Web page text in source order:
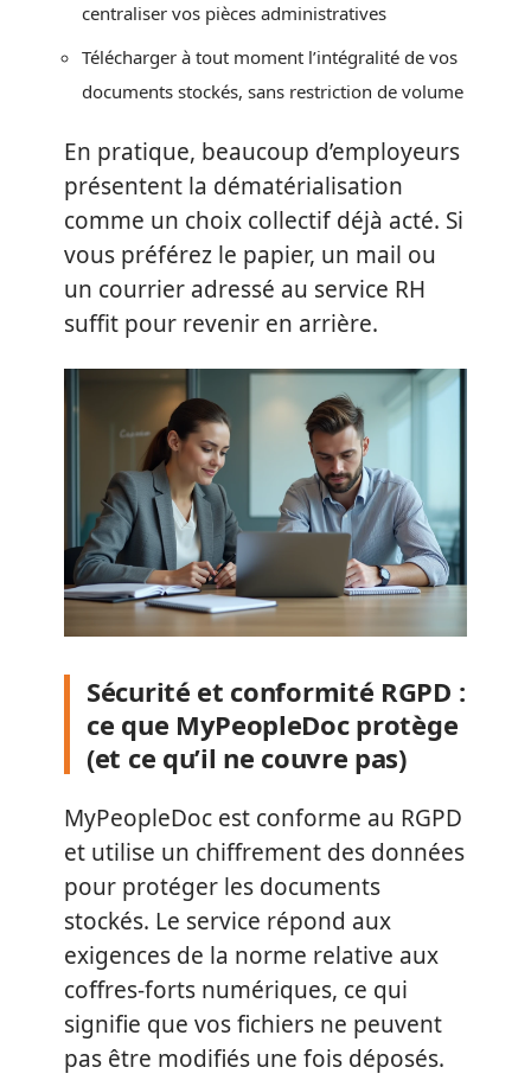
centraliser vos pièces administratives
Télécharger à tout moment l’intégralité de vos
documents stockés, sans restriction de volume
En pratique, beaucoup d’employeurs
présentent la dématérialisation
comme un choix collectif déjà acté. Si
vous préférez le papier, un mail ou
un courrier adressé au service RH
suffit pour revenir en arrière.
Sécurité et conformité RGPD :
ce que MyPeopleDoc protège
(et ce qu’il ne couvre pas)
MyPeopleDoc est conforme au RGPD
et utilise un chiffrement des données
pour protéger les documents
stockés. Le service répond aux
exigences de la norme relative aux
coffres-forts numériques, ce qui
signifie que vos fichiers ne peuvent
pas être modifiés une fois déposés.